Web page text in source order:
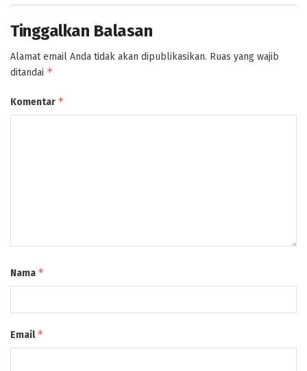
Tinggalkan Balasan
Alamat email Anda tidak akan dipublikasikan. Ruas yang wajib
ditandai *
Komentar *
Nama *
Email*